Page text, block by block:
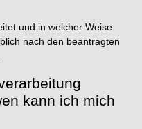
und in welcher Weise
nach den beantragten
kann ich mich